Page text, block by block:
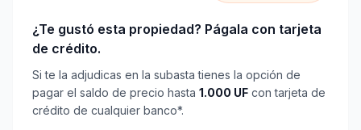
¿Te gustó esta propiedad? Págala con tarjeta
de crédito.
Si te la adjudicas en la subasta tienes la opción de
pagar el saldo de precio hasta 1.000 UF con tarjeta de
crédito de cualquier banco*.